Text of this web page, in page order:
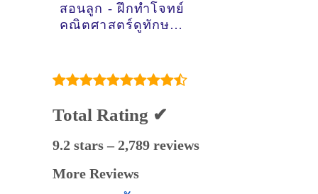
สอนลูก - ฝึกทำโจทย์
คณิตศาสตร์ดูทักษะ
Total Rating ✔
9.2 stars – 2,789 reviews
More Reviews